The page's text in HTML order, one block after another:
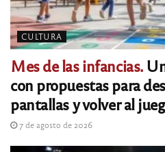
CULTURA
Mes de las infancias.
con propuestas para
pantallas y volver al
7 de agosto de 2026